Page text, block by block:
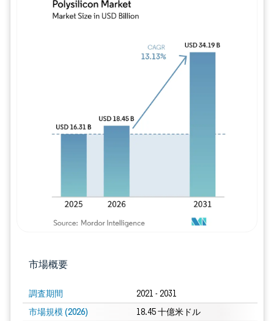
市場概要
調査期間 2021 - 2031
市場規模 (2026) 18.45 十億米ドル
画像 © Mordor Intelligence。再利用には